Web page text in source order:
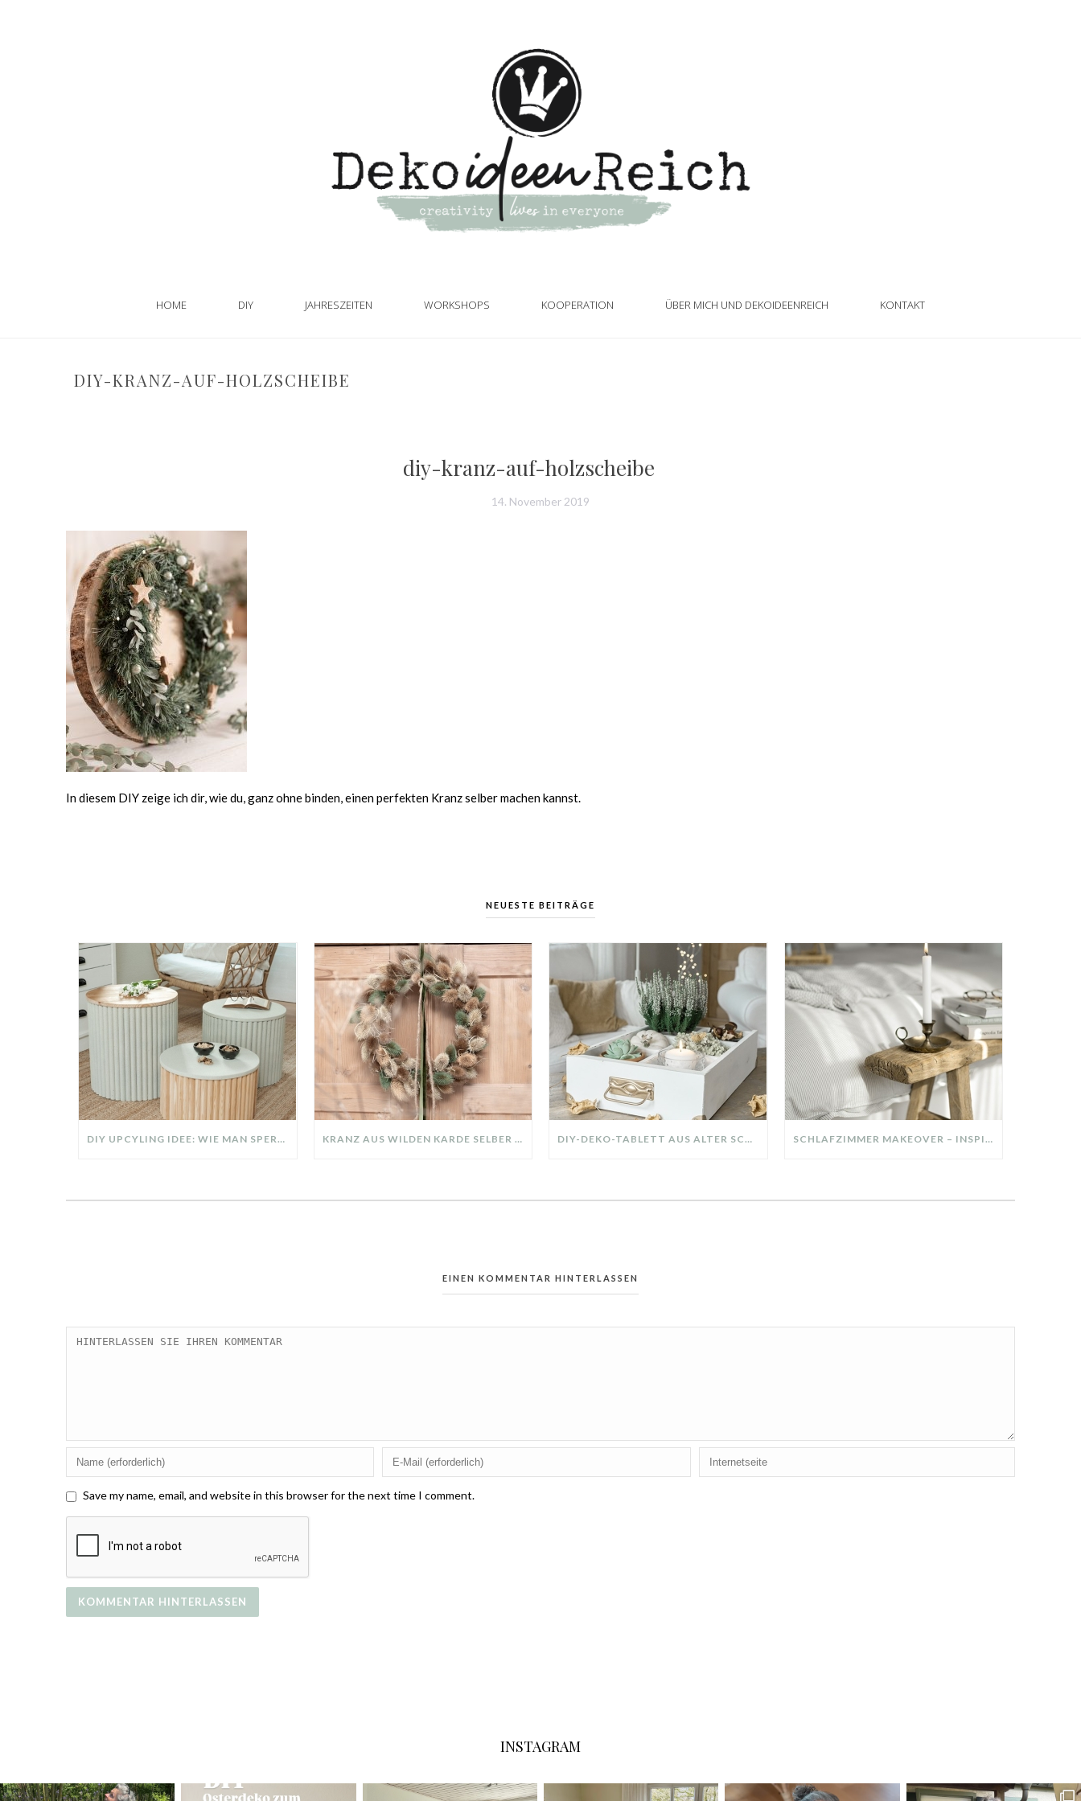
HOME DIY JAHRESZEITEN WORKSHOPS KOOPERATION ÜBER MICH UND DEKOIDEENREICH KONTAKT
DIY-KRANZ-AUF-HOLZSCHEIBE
diy-kranz-auf-holzscheibe
14. November 2019
In diesem DIY zeige ich dir, wie du, ganz ohne binden, einen perfekten Kranz selber machen kannst.
NEUESTE BEITRÄGE
DIY UPCYLING IDEE: WIE MAN SPERRMÜLL IN EIN DESIGNER TEIL VERWANDELT KRANZ AUS WILDEN KARDE SELBER MACHEN: HERBSTDEKO GANZ EINFACH DIY-DEKO-TABLETT AUS ALTER SCHUBLADE – NACHHALTIGE HERBSTDEKO SELBER MACHEN! SCHLAFZIMMER MAKEOVER – INSPIRATION FÜR DEIN SCHLAFZIMMER: AUS ALT MACH NEU – HELL, GEMÜTLICH UND EINLADEND
EINEN KOMMENTAR HINTERLASSEN
Save my name, email, and website in this browser for the next time I comment.
INSTAGRAM